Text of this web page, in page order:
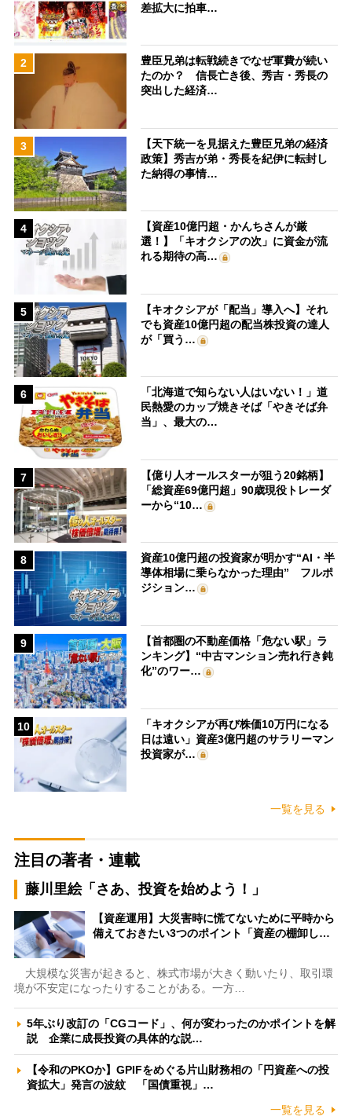
差拡大に拍車…
2
豊臣兄弟は転戦続きでなぜ軍費が続い
たのか？ 信長亡き後、秀吉・秀長の
突出した経済…
3
【天下統一を見据えた豊臣兄弟の経済
政策】秀吉が弟・秀長を紀伊に転封し
た納得の事情…
4
【資産10億円超・かんちさんが厳
選！】「キオクシアの次」に資金が流
れる期待の高…
5
【キオクシアが「配当」導入へ】それ
でも資産10億円超の配当株投資の達人
が「買う…
6
「北海道で知らない人はいない！」道
民熱愛のカップ焼きそば「やきそば弁
当」、最大の…
7
【億り人オールスターが狙う20銘柄】
「総資産69億円超」90歳現役トレーダ
ーから“10…
8
資産10億円超の投資家が明かす“AI・半
導体相場に乗らなかった理由” フルポ
ジション…
9
【首都圏の不動産価格「危ない駅」ラ
ンキング】“中古マンション売れ行き鈍
化”のワー…
10
「キオクシアが再び株価10万円になる
日は遠い」資産3億円超のサラリーマン
投資家が…
一覧を見る
注目の著者・連載
藤川里絵「さあ、投資を始めよう！」
【資産運用】大災害時に慌てないために平時から
備えておきたい3つのポイント「資産の棚卸し…
大規模な災害が起きると、株式市場が大きく動いたり、取引環
境が不安定になったりすることがある。一方…
5年ぶり改訂の「CGコード」、何が変わったのかポイントを解
説 企業に成長投資の具体的な説…
【令和のPKOか】GPIFをめぐる片山財務相の「円資産への投
資拡大」発言の波紋 「国債重視」…
一覧を見る